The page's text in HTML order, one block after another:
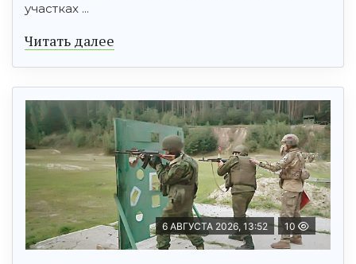
участках ...
Читать далее
6 АВГУСТА 2026, 13:52 10